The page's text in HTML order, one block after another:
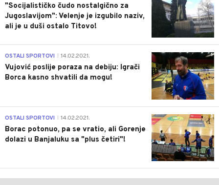
"Socijalističko čudo nostalgično za
Jugoslavijom": Velenje je izgubilo naziv,
ali je u duši ostalo Titovo!
1
OSTALI SPORTOVI 14.02.2021.
Vujović poslije poraza na debiju: Igrači
Borca kasno shvatili da mogu!
3
OSTALI SPORTOVI 14.02.2021.
Borac potonuo, pa se vratio, ali Gorenje
dolazi u Banjaluku sa "plus četiri"!